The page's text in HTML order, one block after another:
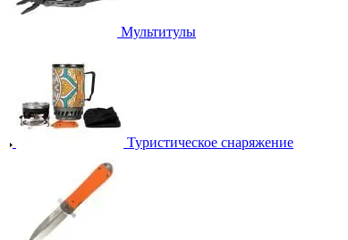
Мультитулы
Туристическое снаряжение